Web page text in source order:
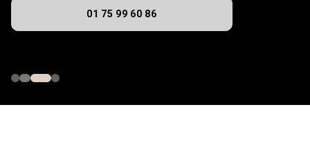
01 75 99 60 86